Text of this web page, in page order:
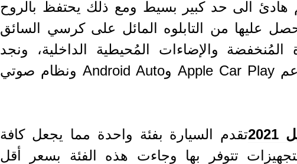
هادئ الى حد كبير بسيط ومع ذلك يحتفظ بالروح
عليها من التابلوه المائل على كرسي السائق
المُنخفضة والإضاءات المُحيطية الداخلية، ونجد
شاشة 8 بوصة تدعم Apple Car Play وAndroid Auto ونظام صوتي
تقدم السيارة بفئة واحدة مما يجعل كافة
تتوفر بها وجاءت هذه الفئة بسعر أقل